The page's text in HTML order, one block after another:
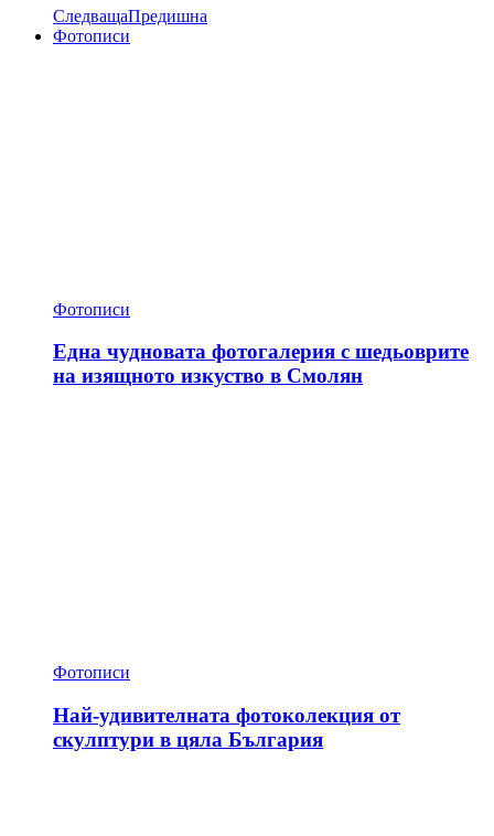
СледващаПредишна
Фотописи
Фотописи
Една чудновата фотогалерия с шедьоврите
на изящното изкуство в Смолян
Фотописи
Най-удивителната фотоколекция от
скулптури в цяла България